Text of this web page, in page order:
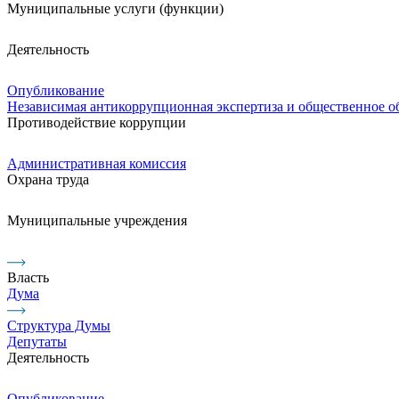
Муниципальные услуги (функции)
Деятельность
Опубликование
Независимая антикоррупционная экспертиза и общественное
Противодействие коррупции
Административная комиссия
Охрана труда
Муниципальные учреждения
Власть
Дума
Структура Думы
Депутаты
Деятельность